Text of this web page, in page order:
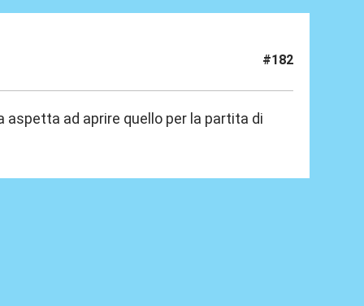
#182
ad aprire quello per la partita di